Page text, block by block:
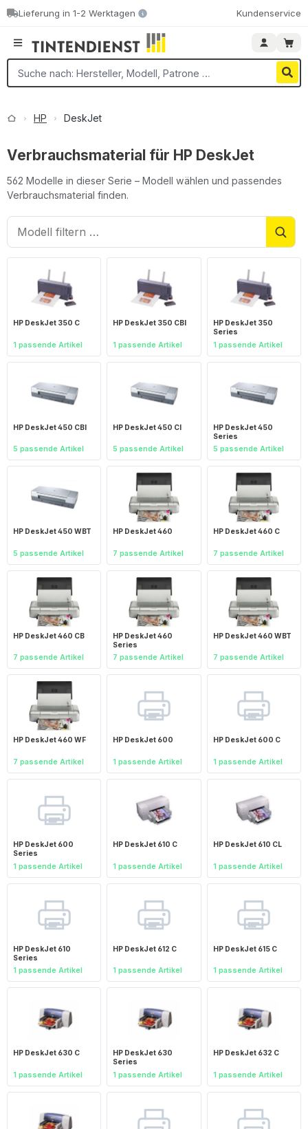
Zum Hauptinhalt springen
Lieferung in 1-2 Werktagen Kundenservice
HP DeskJet
Verbrauchsmaterial für HP DeskJet
562 Modelle in dieser Serie – Modell wählen und passendes
Verbrauchsmaterial finden.
HP DeskJet 350 C
1 passende Artikel
HP DeskJet 350 CBI
1 passende Artikel
HP DeskJet 350
Series
1 passende Artikel
HP DeskJet 450 CBI
5 passende Artikel
HP DeskJet 450 CI
5 passende Artikel
HP DeskJet 450
Series
5 passende Artikel
HP DeskJet 450 WBT
5 passende Artikel
HP DeskJet 460
7 passende Artikel
HP DeskJet 460 C
7 passende Artikel
HP DeskJet 460 CB
7 passende Artikel
HP DeskJet 460
Series
7 passende Artikel
HP DeskJet 460 WBT
7 passende Artikel
HP DeskJet 460 WF
7 passende Artikel
HP DeskJet 600
1 passende Artikel
HP DeskJet 600 C
1 passende Artikel
HP DeskJet 600
Series
1 passende Artikel
HP DeskJet 610 C
1 passende Artikel
HP DeskJet 610 CL
1 passende Artikel
HP DeskJet 610
Series
1 passende Artikel
HP DeskJet 612 C
1 passende Artikel
HP DeskJet 615 C
1 passende Artikel
HP DeskJet 630 C
1 passende Artikel
HP DeskJet 630
Series
1 passende Artikel
HP DeskJet 632 C
1 passende Artikel